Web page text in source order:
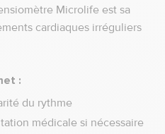
Microlife est sa
cardiaques irréguliers
:
du rythme
médicale si nécessaire